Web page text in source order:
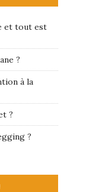
et tout est
?
à la
?
?